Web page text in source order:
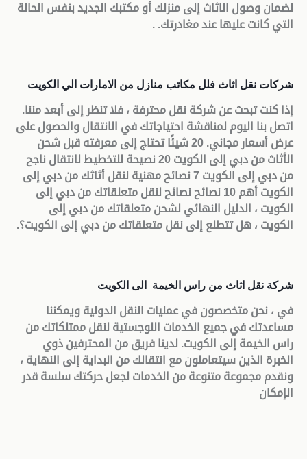
لضمان وصول الاثاث إلى منزلك أو مكتبك الجديد بنفس الحالة
التي كانت عليها عند مغادرتك. .
شركات نقل اثاث فلل مكاتب منازل من الامارات الي الكويت
إذا كنت تبحث عن شركة نقل محترفة ، فلا تنظر إلى أبعد مننا.
اتصل بنا اليوم لمناقشة احتياجاتك في الانتقال والحصول على
عرض أسعار مجاني. 20 شيئًا تحتاج إلى معرفته قبل شحن
الأثاث من دبي إلى الكويت 20 نصيحة للتخطيط لانتقال ناجح
من دبي إلى الكويت 7 نصائح مهنية لنقل أثاثك من دبي إلى
الكويت أهم 10 نصائح نصائح لنقل متعلقاتك من دبي إلى
الكويت ، الدليل النهائي لشحن متعلقاتك من دبي إلى
الكويت ، هل تتطلع إلى نقل متعلقاتك من دبي إلى الكويت؟.
شركة نقل اثاث من راس الخيمة الى الكويت
في ، نحن متخصصون في عمليات النقل الدولية ويمكننا
مساعدتك في جميع الخدمات اللوجستية لنقل ممتلكاتك من
راس الخيمة إلى الكويت. لدينا فريق من المحترفين ذوي
الخبرة الذين سيتعاملون مع انتقالك من البداية إلى النهاية ،
ونقدم مجموعة متنوعة من الخدمات لجعل حركتك سلسة قدر
الإمكان